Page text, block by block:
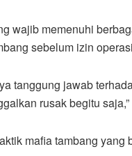
wajib memenuhi
sebelum izin
tanggung jawab
rusak begitu
mafia tambang